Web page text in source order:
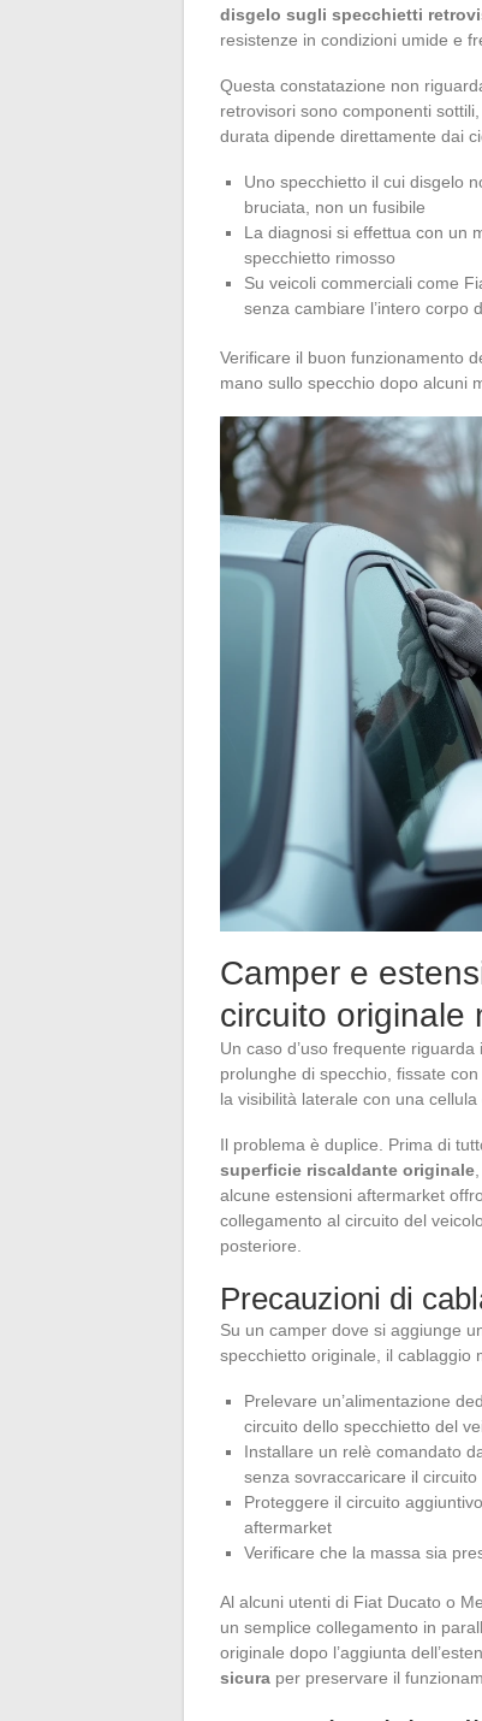
disgelo sugli specchietti
resistenze in condizioni umide e
Questa constatazione non
retrovisori sono componenti
durata dipende direttamente dai
Uno specchietto il cui disgelo
bruciata, non un fusibile
La diagnosi si effettua con un
specchietto rimosso
Su veicoli commerciali come
senza cambiare l’intero corpo
Verificare il buon funzionamento
mano sullo specchio dopo alcuni
Camper e
circuito originale
Un caso d’uso frequente
prolunghe di specchio, fissate
la visibilità laterale con una cellula
Il problema è duplice. Prima di
superficie riscaldante originale
alcune estensioni aftermarket
collegamento al circuito del
posteriore.
Precauzioni di
Su un camper dove si aggiunge
specchietto originale, il cablaggio
Prelevare un’alimentazione
circuito dello specchietto del
Installare un relè comandato
senza sovraccaricare il circuito
Proteggere il circuito
aftermarket
Verificare che la massa sia
Al alcuni utenti di Fiat Ducato o
un semplice collegamento in
originale dopo l’aggiunta
sicura per preservare il